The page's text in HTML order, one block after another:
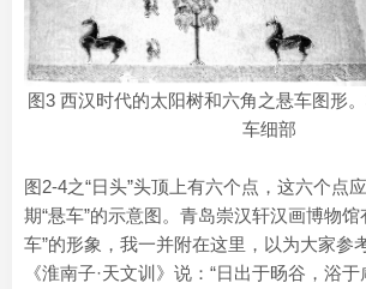
图3 西汉时代的太阳树和六角之悬车图形
车细部
图2-4之“日头”头顶上有六个点，这六个点
期“悬车”的示意图。青岛崇汉轩汉画博物馆
车”的形象，我一并附在这里，以为大家参
《淮南子·天文训》说：“日出于旸谷，浴